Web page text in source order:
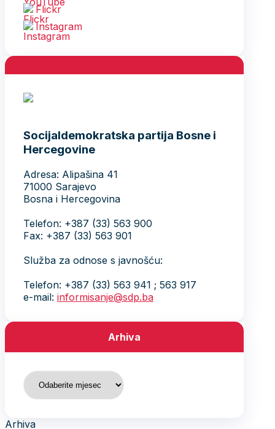
Flickr
Instagram
Socijaldemokratska partija Bosne i
Hercegovine
Adresa: Alipašina 41
71000 Sarajevo
Bosna i Hercegovina
Telefon: +387 (33) 563 900
Fax: +387 (33) 563 901
Služba za odnose s javnošću:
Telefon: +387 (33) 563 941 ; 563 917
e-mail: informisanje@sdp.ba
Arhiva
Arhiva
Arhiva